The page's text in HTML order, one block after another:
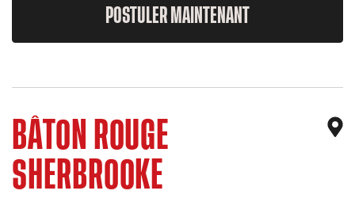
POSTULER MAINTENANT
BÂTON ROUGE
SHERBROOKE